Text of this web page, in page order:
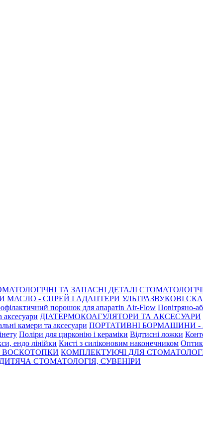
ТА ЗАПАСНІ ДЕТАЛІ
МАСЛО - СПРЕЙ І АДАПТЕРИ УЛЬТРАЗВУКОВІ
порошок для апаратів Air-Flow Повітряно-
ДІАТЕРМОКОАГУЛЯТОРИ ТА АКСЕСУАРИ
камери та аксесуари ПОРТАТИВНІ БОРМАШИНИ -
Поліри для цирконію і кераміки Відтисні ложки
ендо лінійки Кисті з силіконовим наконечником
ВОСКОТОПКИ КОМПЛЕКТУЮЧІ ДЛЯ
СТОМАТОЛОГІЯ, СУВЕНІРИ